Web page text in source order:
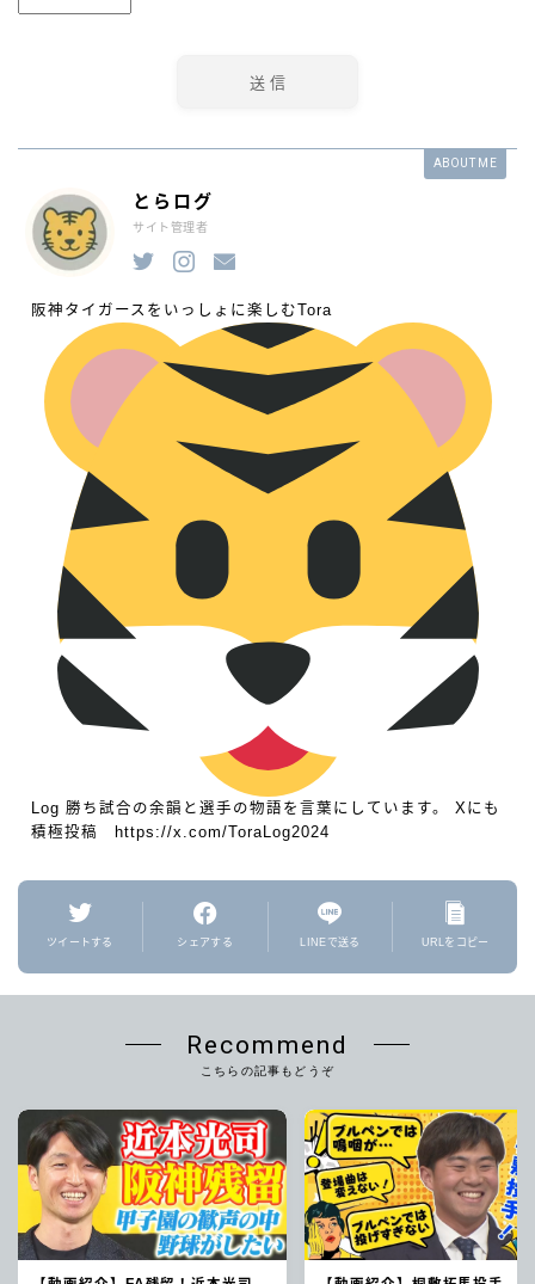
ABOUT ME
とらログ
サイト管理者
阪神タイガースをいっしょに楽しむTora
Log 勝ち試合の余韻と選手の物語を言葉にしています。 Xにも
積極投稿 https://x.com/ToraLog2024
ツイートする シェアする LINEで送る URLをコピー
Recommend
こちらの記事もどうぞ